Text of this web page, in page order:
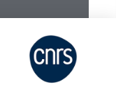
des origines de